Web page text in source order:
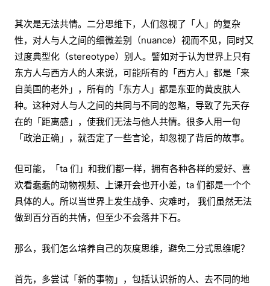
其次是无法共情。二分思维下，人们忽视了「人」的复杂
性，对人与人之间的细微差别（nuance）视而不见，同时又
过度典型化（stereotype）别人。譬如对于认为世界上只有
东方人与西方人的人来说，可能所有的「西方人」都是「来
自美国的老外」，所有的「东方人」都是东亚的黄皮肤人
种。这种对人与人之间的共同与不同的忽略，导致了先天存
在的「距离感」，使我们无法与他人共情。很多人用一句
「政治正确」，就否定了一些言论，却忽视了背后的故事。
但可能，「ta 们」和我们都一样，拥有各种各样的爱好、喜
欢看蠢蠢的动物视频、上课开会也开小差，ta 们都是一个个
具体的人。所以当世界上发生战争、灾难时， 我们虽然无法
做到百分百的共情，但至少不会落井下石。
那么，我们怎么培养自己的灰度思维，避免二分式思维呢？
首先，多尝试「新的事物」，包括认识新的人、去不同的地